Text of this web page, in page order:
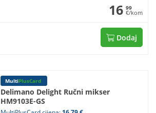
16 99
€/kom
Dodaj
MultiPlusCard
Delimano Delight Ručni mikser
HM9103E-GS